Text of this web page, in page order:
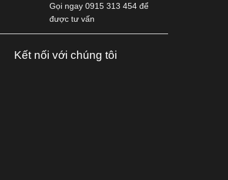
Gọi ngay 0915 313 454 để
được tư vấn
Kết nối với chúng tôi